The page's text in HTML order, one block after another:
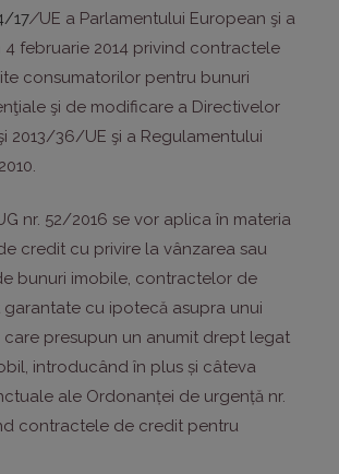
17/UE a Parlamentului European şi a
4 februarie 2014 privind contractele
consumatorilor pentru bunuri
şi de modificare a Directivelor
2013/36/UE şi a Regulamentului
nr. 52/2016 se vor aplica în materia
credit cu privire la vânzarea sau
bunuri imobile, contractelor de
cu ipotecă asupra unui
presupun un anumit drept legat
introducând în plus și câteva
ale Ordonanței de urgență nr.
contractele de credit pentru